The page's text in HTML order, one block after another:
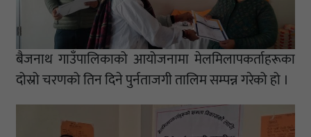
बैजनाथ गाउँपालिकाको आयोजनामा मेलमिलापकर्ताहरूका
दोस्रो चरणको तिन दिने पुर्नताजगी तालिम सम्पन्न गरेको हो ।